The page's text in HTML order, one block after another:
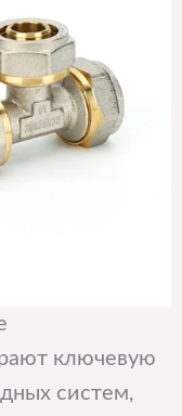
ключевую
систем,